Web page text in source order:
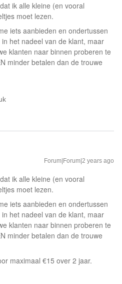
ik alle kleine (en vooral
moet lezen.
iets aanbieden en ondertussen
het nadeel van de klant, maar
klanten naar binnen proberen te
minder betalen dan de trouwe
Forum|Forum|2 years ago
ik alle kleine (en vooral
moet lezen.
iets aanbieden en ondertussen
het nadeel van de klant, maar
klanten naar binnen proberen te
minder betalen dan de trouwe
maximaal €15 over 2 jaar.